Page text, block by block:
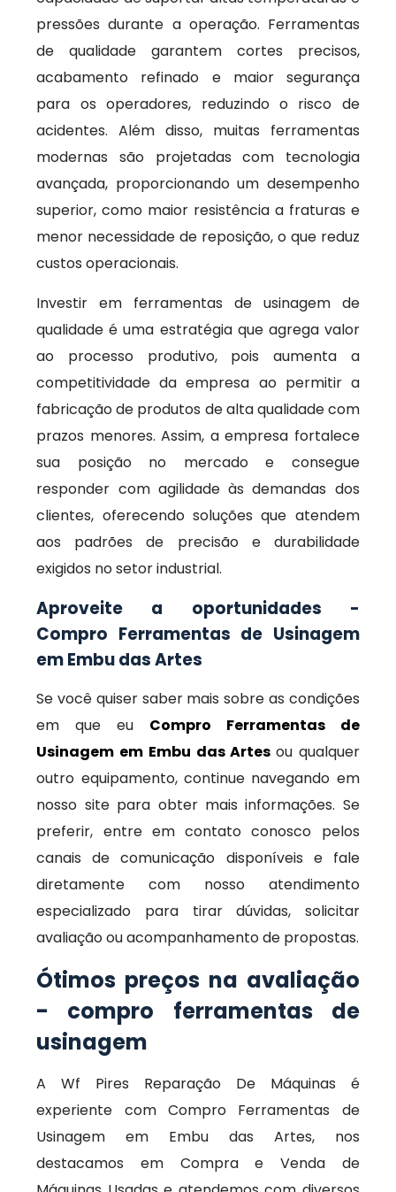
pressões durante a operação. Ferramentas
de qualidade garantem cortes precisos,
acabamento refinado e maior segurança
para os operadores, reduzindo o risco de
acidentes. Além disso, muitas ferramentas
modernas são projetadas com tecnologia
avançada, proporcionando um desempenho
superior, como maior resistência a fraturas e
menor necessidade de reposição, o que reduz
custos operacionais.
Investir em ferramentas de usinagem de
qualidade é uma estratégia que agrega valor
ao processo produtivo, pois aumenta a
competitividade da empresa ao permitir a
fabricação de produtos de alta qualidade com
prazos menores. Assim, a empresa fortalece
sua posição no mercado e consegue
responder com agilidade às demandas dos
clientes, oferecendo soluções que atendem
aos padrões de precisão e durabilidade
exigidos no setor industrial.
Aproveite a oportunidades -
Compro Ferramentas de Usinagem
em Embu das Artes
Se você quiser saber mais sobre as condições
em que eu Compro Ferramentas de
Usinagem em Embu das Artesou qualquer
outro equipamento, continue navegando em
nosso site para obter mais informações. Se
preferir, entre em contato conosco pelos
canais de comunicação disponíveis e fale
diretamente com nosso atendimento
especializado para tirar dúvidas, solicitar
avaliação ou acompanhamento de propostas.
Ótimos preços na avaliação
- compro ferramentas de
usinagem
A Wf Pires Reparação De Máquinas é
experiente com Compro Ferramentas de
Usinagem em Embu das Artes, nos
destacamos em Compra e Venda de